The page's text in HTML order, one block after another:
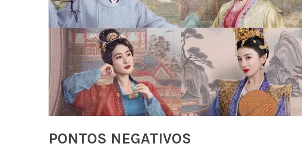
PONTOS NEGATIVOS